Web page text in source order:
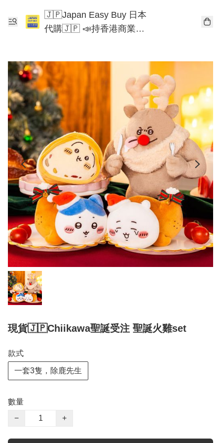
🇯🇵Japan Easy Buy 日本
代購🇯🇵 📣持香港商業登
現貨🇯🇵Chiikawa聖誕受注 聖誕火雞set
款式
一套3隻，除鹿先生
數量
−
+